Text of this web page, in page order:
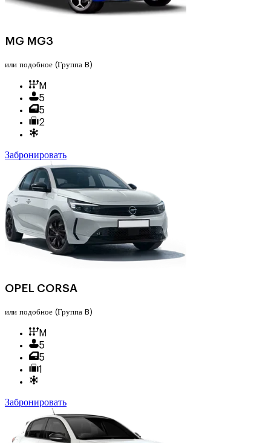
MG MG3
или подобное (Группа B)
M
5
5
2
Забронировать
OPEL CORSA
или подобное (Группа B)
M
5
5
1
Забронировать